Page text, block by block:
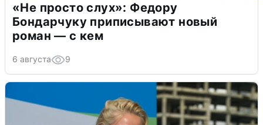
«Не просто слух»: Федору
Бондарчуку приписывают новый
роман — с кем
6 августа 9